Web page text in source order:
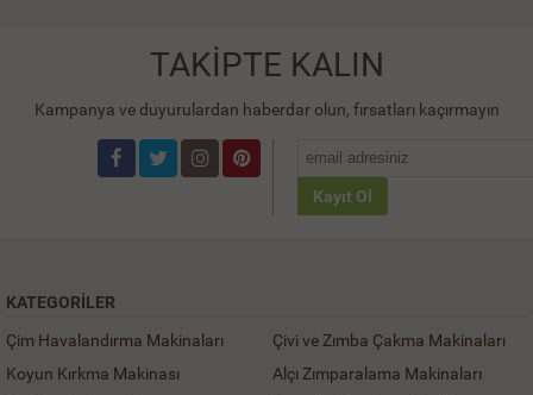
TAKİPTE KALIN
Kampanya ve duyurulardan haberdar olun, fırsatları kaçırmayın
Kayıt Ol
KATEGORILER
Çim Havalandırma Makinaları
Çivi ve Zımba Çakma Makinaları
Koyun Kırkma Makinası
Alçı Zımparalama Makinaları